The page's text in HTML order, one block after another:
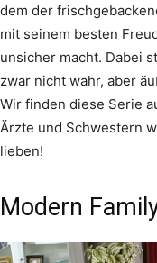
dem der
mit seinem besten
unsicher macht. Dabei
zwar nicht wahr, aber
Wir finden diese Serie
Ärzte und Schwestern
lieben!
Modern